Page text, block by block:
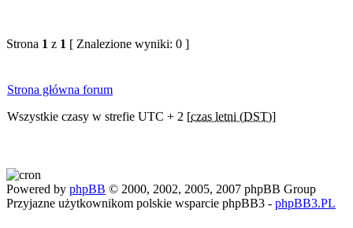
Strona 1 z 1 [ Znalezione wyniki: 0 ]
Strona główna forum
Wszystkie czasy w strefie UTC + 2 [czas letni (DST)]
Powered by phpBB © 2000, 2002, 2005, 2007 phpBB Group
Przyjazne użytkownikom polskie wsparcie phpBB3 - phpBB3.PL